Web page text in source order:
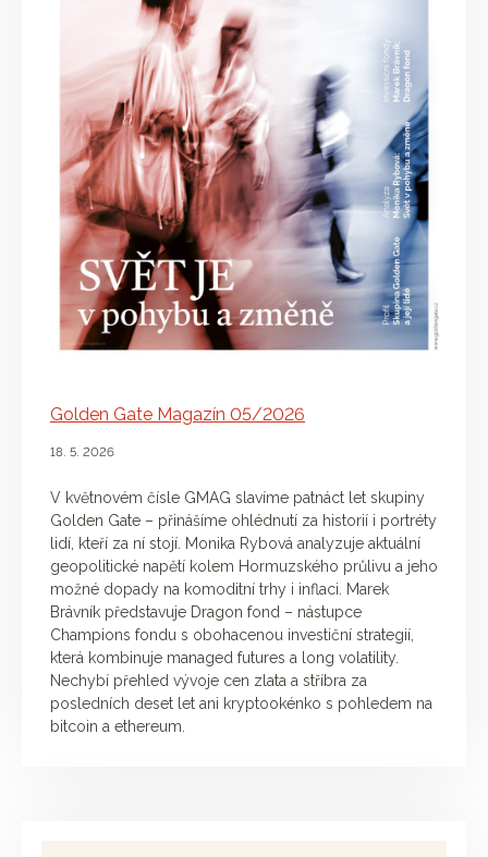
Golden Gate Magazín 05/2026
18. 5. 2026
V květnovém čísle GMAG slavíme patnáct let skupiny
Golden Gate – přinášíme ohlédnutí za historií i portréty
lidí, kteří za ní stojí. Monika Rybová analyzuje aktuální
geopolitické napětí kolem Hormuzského průlivu a jeho
možné dopady na komoditní trhy i inflaci. Marek
Brávník představuje Dragon fond – nástupce
Champions fondu s obohacenou investiční strategií,
která kombinuje managed futures a long volatility.
Nechybí přehled vývoje cen zlata a stříbra za
posledních deset let ani kryptookénko s pohledem na
bitcoin a ethereum.